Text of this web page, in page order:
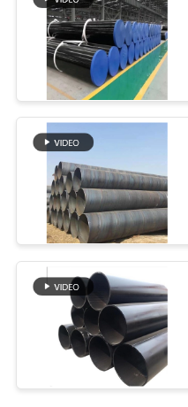
TRANG
WEB
CHÍNH
SÁCH
BẢO
MẬT
Phụ kiện
không gỉ
Mặt bích
carbon